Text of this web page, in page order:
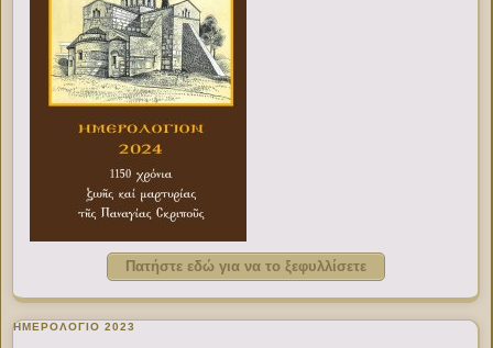
Πατήστε εδώ για να το ξεφυλλίσετε
ΗΜΕΡΟΛΟΓΙΟ 2023